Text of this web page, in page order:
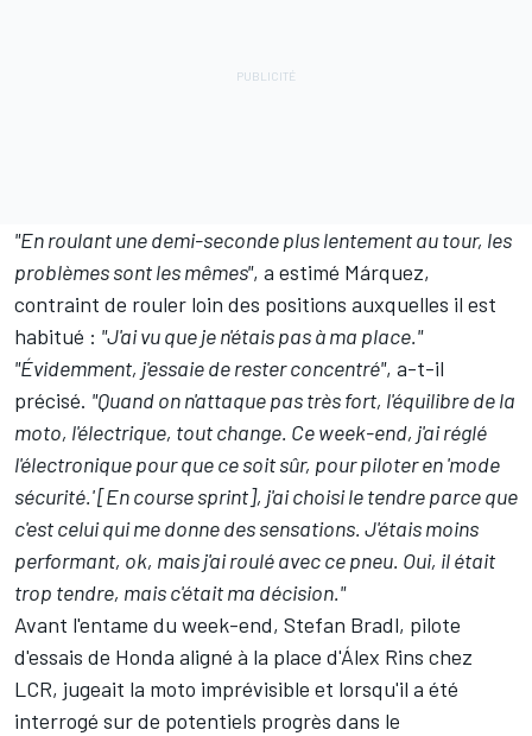
"En roulant une demi-seconde plus lentement au tour, les
problèmes sont les mêmes", a estimé Márquez,
contraint de rouler loin des positions auxquelles il est
habitué : "J'ai vu que je n'étais pas à ma place."
"Évidemment, j'essaie de rester concentré", a-t-il
précisé. "Quand on n'attaque pas très fort, l'équilibre de la
moto, l'électrique, tout change. Ce week-end, j'ai réglé
l'électronique pour que ce soit sûr, pour piloter en 'mode
sécurité.' [En course sprint], j'ai choisi le tendre parce que
c'est celui qui me donne des sensations. J'étais moins
performant, ok, mais j'ai roulé avec ce pneu. Oui, il était
trop tendre, mais c'était ma décision."
Avant l'entame du week-end, Stefan Bradl, pilote
d'essais de Honda aligné à la place d'Álex Rins chez
LCR, jugeait la moto imprévisible et lorsqu'il a été
interrogé sur de potentiels progrès dans le